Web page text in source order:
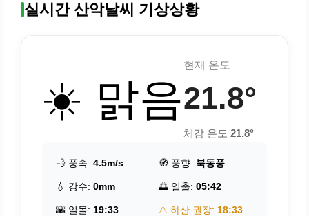
실시간 산악날씨 기상상황
☀️ 맑음
현재 온도
21.8°
체감 온도 21.8°
💨 풍속: 4.5m/s 🧭 풍향: 북동풍
💧 강수: 0mm 🌅 일출: 05:42
🌇 일몰: 19:33 ⚠️ 하산 권장: 18:33